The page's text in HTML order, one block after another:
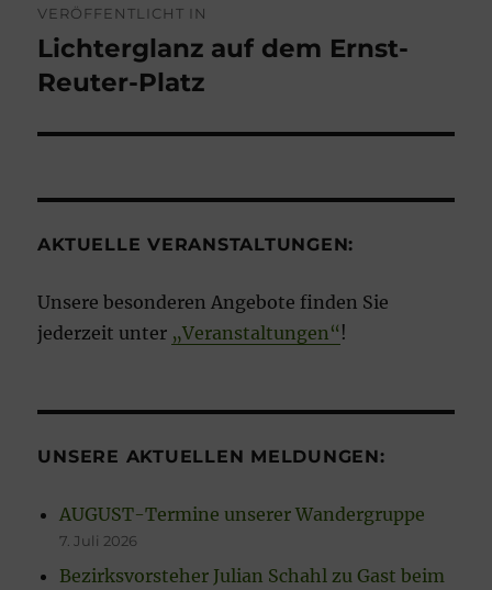
VERÖFFENTLICHT IN
Lichterglanz auf dem Ernst-
Reuter-Platz
AKTUELLE VERANSTALTUNGEN:
Unsere besonderen Angebote finden Sie
jederzeit unter „Veranstaltungen“ !
UNSERE AKTUELLEN MELDUNGEN:
AUGUST-Termine unserer Wandergruppe
7. Juli 2026
Bezirksvorsteher Julian Schahl zu Gast beim